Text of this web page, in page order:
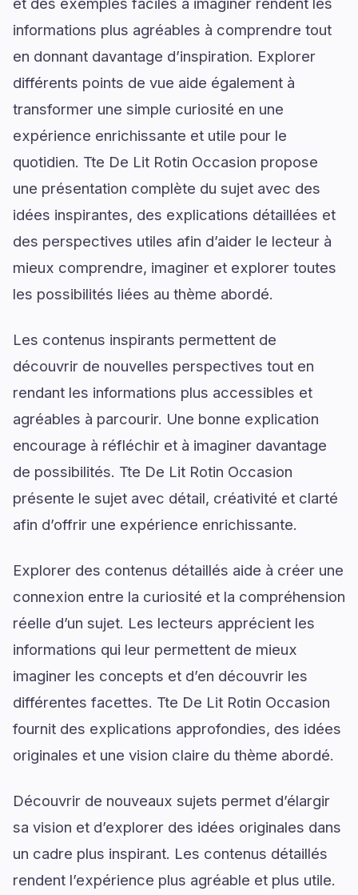
informations plus agréables à comprendre tout
en donnant davantage d’inspiration. Explorer
différents points de vue aide également à
transformer une simple curiosité en une
expérience enrichissante et utile pour le
quotidien. Tte De Lit Rotin Occasion propose
une présentation complète du sujet avec des
idées inspirantes, des explications détaillées et
des perspectives utiles afin d’aider le lecteur à
mieux comprendre, imaginer et explorer toutes
les possibilités liées au thème abordé.
Les contenus inspirants permettent de
découvrir de nouvelles perspectives tout en
rendant les informations plus accessibles et
agréables à parcourir. Une bonne explication
encourage à réfléchir et à imaginer davantage
de possibilités. Tte De Lit Rotin Occasion
présente le sujet avec détail, créativité et clarté
afin d’offrir une expérience enrichissante.
Explorer des contenus détaillés aide à créer une
connexion entre la curiosité et la compréhension
réelle d’un sujet. Les lecteurs apprécient les
informations qui leur permettent de mieux
imaginer les concepts et d’en découvrir les
différentes facettes. Tte De Lit Rotin Occasion
fournit des explications approfondies, des idées
originales et une vision claire du thème abordé.
Découvrir de nouveaux sujets permet d’élargir
sa vision et d’explorer des idées originales dans
un cadre plus inspirant. Les contenus détaillés
rendent l’expérience plus agréable et plus utile.